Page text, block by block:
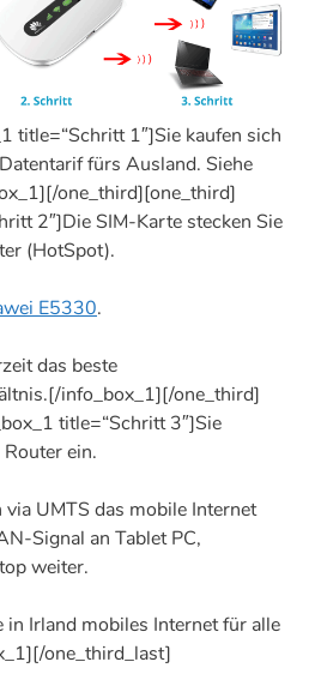
title=“Schritt 1″]Sie kaufen sich
fürs Ausland. Siehe
one_third][one_third]
2″]Die SIM-Karte stecken Sie
(HotSpot).
E5330.
das beste
info_box_1][/one_third]
title=“Schritt 3″]Sie
ein.
UMTS das mobile Internet
Signal an Tablet PC,
weiter.
in Irland mobiles Internet für alle
one_third_last]